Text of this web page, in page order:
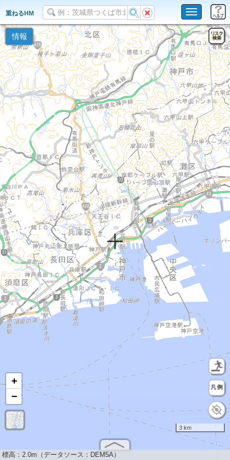
Toggle
navigation
重ねるHM
情報
+
−
3 km
標高： 2.0m（データソース：DEM5A）